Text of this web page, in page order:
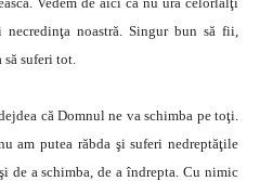
noastră. Singur bun să fii,
să suferi tot.
că Domnul ne va schimba pe toţi.
am putea răbda şi suferi nedreptăţile
de a schimba, de a îndrepta. Cu nimic